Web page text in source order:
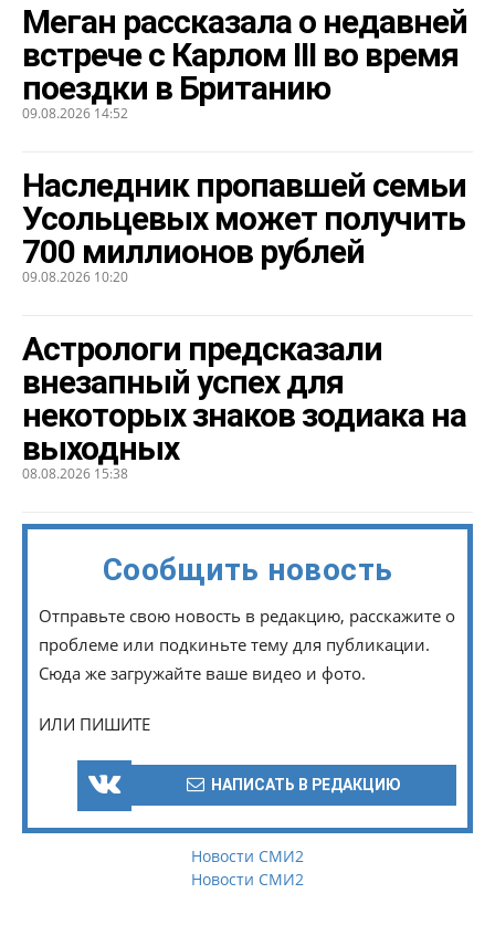
Меган рассказала о недавней
встрече с Карлом III во время
поездки в Британию
09.08.2026 14:52
Наследник пропавшей семьи
Усольцевых может получить
700 миллионов рублей
09.08.2026 10:20
Астрологи предсказали
внезапный успех для
некоторых знаков зодиака на
выходных
08.08.2026 15:38
Сообщить новость
Отправьте свою новость в редакцию, расскажите о
проблеме или подкиньте тему для публикации.
Сюда же загружайте ваше видео и фото.
ИЛИ ПИШИТЕ
НАПИСАТЬ В РЕДАКЦИЮ
Новости СМИ2
Новости СМИ2